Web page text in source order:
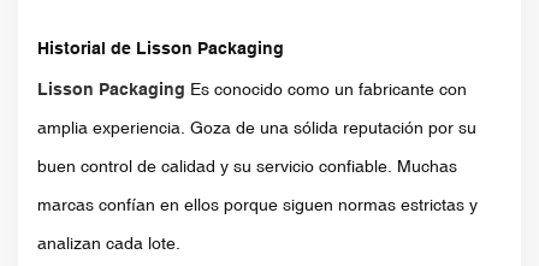
Historial de Lisson Packaging
Lisson Packaging Es conocido como un fabricante con
amplia experiencia. Goza de una sólida reputación por su
buen control de calidad y su servicio confiable. Muchas
marcas confían en ellos porque siguen normas estrictas y
analizan cada lote.